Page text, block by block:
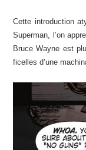
Cette introduction
Superman, l’on
Bruce Wayne est
ficelles d’une